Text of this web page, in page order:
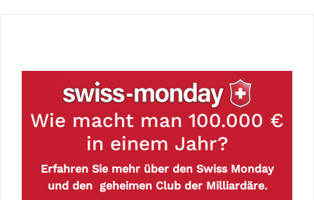
Wie macht man 100.000 €
in einem Jahr?
Erfahren Sie mehr über den Swiss Monday
und den geheimen Club der Milliardäre.